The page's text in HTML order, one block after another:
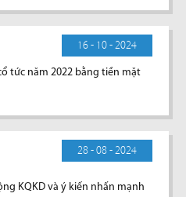
16 - 10 - 2024
tức năm 2022 bằng tiền mặt
28 - 08 - 2024
KQKD và ý kiến nhấn mạnh